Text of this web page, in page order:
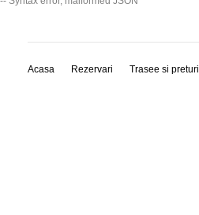
Acasa Rezervari Trasee si preturi